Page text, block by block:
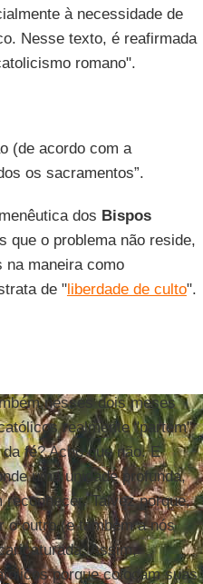
à necessidade de
Nesse texto, é reafirmada
romano".
(de acordo com a
os sacramentos”.
dos Bispos
que o problema não reside,
na maneira como
de "liberdade de culto".
nesses dois meses
realmente "partem"
fé? Acho que não. E
uma unidade profunda,
Talvez porque,
o outro (e também a nós
Assim,
porque colocam suas